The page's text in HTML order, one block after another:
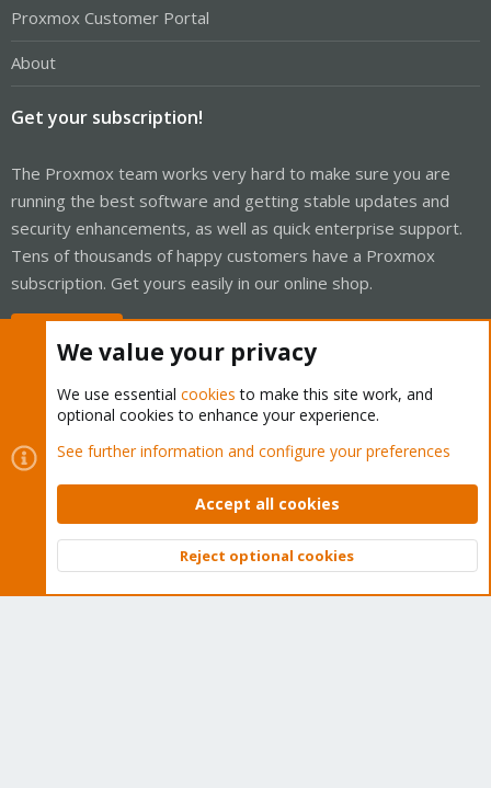
Proxmox Customer Portal
About
Get your subscription!
The Proxmox team works very hard to make sure you are
running the best software and getting stable updates and
security enhancements, as well as quick enterprise support.
Tens of thousands of happy customers have a Proxmox
subscription. Get yours easily in our online shop.
Cookies
Proxmox Support Forum - Light Mode
Contact us
Terms and rules Privacy policy Help Home
Community platform by XenForo © 2010-2026 XenForo Ltd.
Top
We value your privacy
We use essential cookies to make this site work, and
optional cookies to enhance your experience.
See further information and configure your preferences
Accept all cookies
Reject optional cookies